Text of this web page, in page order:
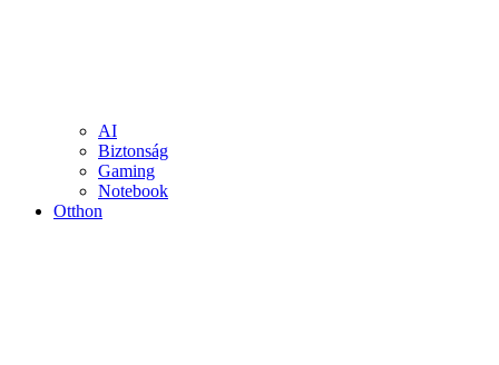
AI
Biztonság
Gaming
Notebook
Otthon